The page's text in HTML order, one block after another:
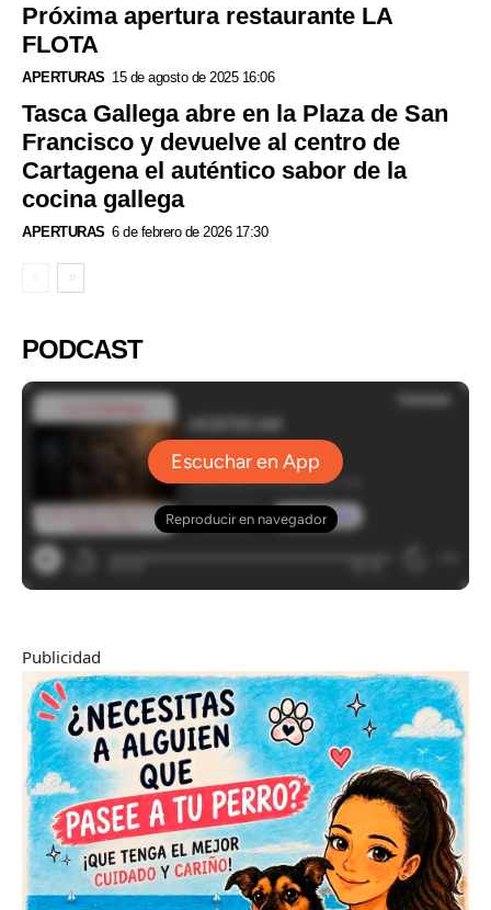
Próxima apertura restaurante LA
FLOTA
APERTURAS 15 de agosto de 2025 16:06
Tasca Gallega abre en la Plaza de San
Francisco y devuelve al centro de
Cartagena el auténtico sabor de la
cocina gallega
APERTURAS 6 de febrero de 2026 17:30
PODCAST
Publicidad